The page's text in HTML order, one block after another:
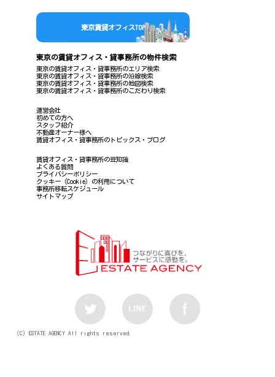
東京賃貸オフィスTOP
東京の賃貸オフィス・貸事務所の物件検索
東京の賃貸オフィス・貸事務所のエリア検索
東京の賃貸オフィス・貸事務所の沿線検索
東京の賃貸オフィス・貸事務所の地図検索
東京の賃貸オフィス・貸事務所のこだわり検索
運営会社
初めての方へ
スタッフ紹介
不動産オーナー様へ
賃貸オフィス・貸事務所のトピックス・ブログ
賃貸オフィス・貸事務所の豆知識
よくある質問
プライバシーポリシー
クッキー（Cookie）の利用について
事務所移転スケジュール
サイトマップ
（C）ESTATE AGENCY All rights reserved.